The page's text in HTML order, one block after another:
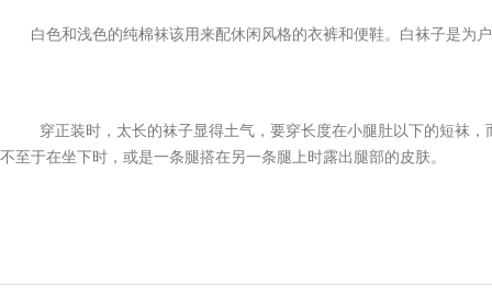
白色和浅色的纯棉袜该用来配休闲风格的衣裤和便鞋。白袜子是
穿正装时，太长的袜子显得土气，要穿长度在小腿肚以下的短袜
不至于在坐下时，或是一条腿搭在另一条腿上时露出腿部的皮肤。